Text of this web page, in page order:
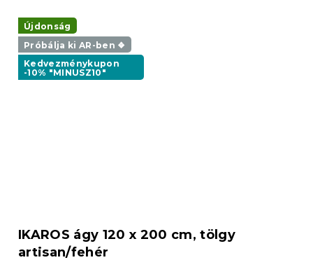
Újdonság
Próbálja ki AR-ben ❖
Kedvezménykupon
-10% "MINUSZ10"
IKAROS ágy 120 x 200 cm, tölgy
artisan/fehér